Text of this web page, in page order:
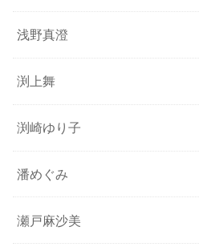
浅野真澄
渕上舞
渕崎ゆり子
潘めぐみ
瀬戸麻沙美